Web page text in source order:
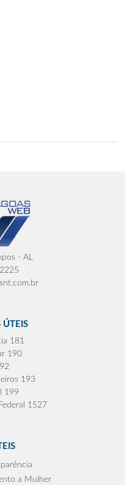
- AL
ÚTEIS
181
190
193
199
1527
a Mulher